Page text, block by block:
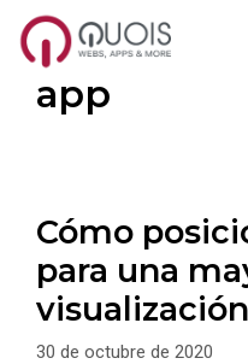
Saltarapp
Cómo
para una
visualización
30 de octubre de 2020